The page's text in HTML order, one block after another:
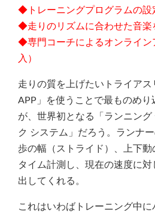
◆トレーニングプログラムの設
◆走りのリズムに合わせた音楽
◆専門コーチによるオンライン
入）
走りの質を上げたいトライア
APP」を使うことで最ものめ
が、世界初となる「ランニング
ク システム」だろう。ランナ
歩の幅（ストライド）、上下
タイム計測し、現在の速度に
出してくれる。
これはいわばトレーニング中